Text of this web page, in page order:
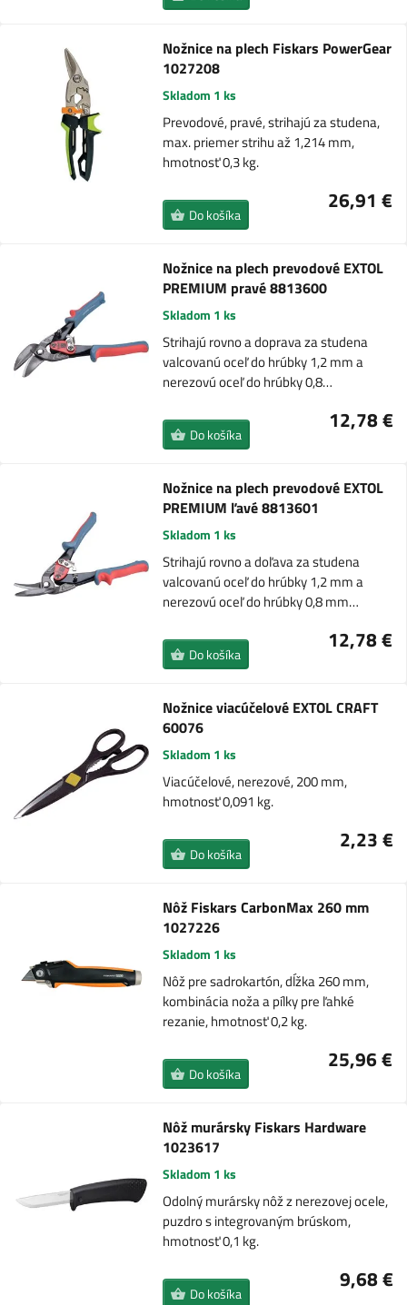
Nožnice na plech Fiskars PowerGear
1027208
Skladom 1 ks
Prevodové, pravé, strihajú za studena,
max. priemer strihu až 1,214 mm,
hmotnosť 0,3 kg.
26,91 €
Do košíka
Nožnice na plech prevodové EXTOL
PREMIUM pravé 8813600
Skladom 1 ks
Strihajú rovno a doprava za studena
valcovanú oceľ do hrúbky 1,2 mm a
nerezovú oceľ do hrúbky 0,8…
12,78 €
Do košíka
Nožnice na plech prevodové EXTOL
PREMIUM ľavé 8813601
Skladom 1 ks
Strihajú rovno a doľava za studena
valcovanú oceľ do hrúbky 1,2 mm a
nerezovú oceľ do hrúbky 0,8 mm…
12,78 €
Do košíka
Nožnice viacúčelové EXTOL CRAFT
60076
Skladom 1 ks
Viacúčelové, nerezové, 200 mm,
hmotnosť 0,091 kg.
2,23 €
Do košíka
Nôž Fiskars CarbonMax 260 mm
1027226
Skladom 1 ks
Nôž pre sadrokartón, dĺžka 260 mm,
kombinácia noža a pílky pre ľahké
rezanie, hmotnosť 0,2 kg.
25,96 €
Do košíka
Nôž murársky Fiskars Hardware
1023617
Skladom 1 ks
Odolný murársky nôž z nerezovej ocele,
puzdro s integrovaným brúskom,
hmotnosť 0,1 kg.
9,68 €
Do košíka